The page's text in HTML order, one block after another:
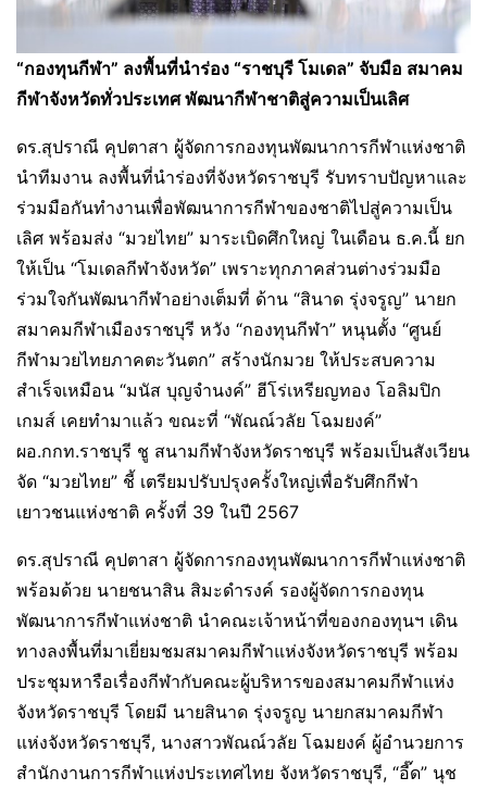
“กองทุนกีฬา” ลงพื้นที่นำร่อง “ราชบุรี โมเดล” จับมือ สมาคม
กีฬาจังหวัดทั่วประเทศ พัฒนากีฬาชาติสู่ความเป็นเลิศ
ดร.สุปราณี คุปตาสา ผู้จัดการกองทุนพัฒนาการกีฬาแห่งชาติ
นำทีมงาน ลงพื้นที่นำร่องที่จังหวัดราชบุรี รับทราบปัญหาและ
ร่วมมือกันทำงานเพื่อพัฒนาการกีฬาของชาติไปสู่ความเป็น
เลิศ พร้อมส่ง “มวยไทย” มาระเบิดศึกใหญ่ ในเดือน ธ.ค.นี้ ยก
ให้เป็น “โมเดลกีฬาจังหวัด” เพราะทุกภาคส่วนต่างร่วมมือ
ร่วมใจกันพัฒนากีฬาอย่างเต็มที่ ด้าน “สินาด รุ่งจรูญ” นายก
สมาคมกีฬาเมืองราชบุรี หวัง “กองทุนกีฬา” หนุนตั้ง “ศูนย์
กีฬามวยไทยภาคตะวันตก” สร้างนักมวย ให้ประสบความ
สำเร็จเหมือน “มนัส บุญจำนงค์” ฮีโร่เหรียญทอง โอลิมปิก
เกมส์ เคยทำมาแล้ว ขณะที่ “พัณณ์วลัย โฉมยงค์”
ผอ.กกท.ราชบุรี ชู สนามกีฬาจังหวัดราชบุรี พร้อมเป็นสังเวียน
จัด “มวยไทย” ชี้ เตรียมปรับปรุงครั้งใหญ่เพื่อรับศึกกีฬา
เยาวชนแห่งชาติ ครั้งที่ 39 ในปี 2567
ดร.สุปราณี คุปตาสา ผู้จัดการกองทุนพัฒนาการกีฬาแห่งชาติ
พร้อมด้วย นายชนาสิน สิมะดำรงค์ รองผู้จัดการกองทุน
พัฒนาการกีฬาแห่งชาติ นำคณะเจ้าหน้าที่ของกองทุนฯ เดิน
ทางลงพื้นที่มาเยี่ยมชมสมาคมกีฬาแห่งจังหวัดราชบุรี พร้อม
ประชุมหารือเรื่องกีฬากับคณะผู้บริหารของสมาคมกีฬาแห่ง
จังหวัดราชบุรี โดยมี นายสินาด รุ่งจรูญ นายกสมาคมกีฬา
แห่งจังหวัดราชบุรี, นางสาวพัณณ์วลัย โฉมยงค์ ผู้อำนวยการ
สำนักงานการกีฬาแห่งประเทศไทย จังหวัดราชบุรี, “อี๊ด” นุช